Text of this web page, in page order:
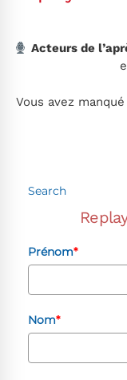
Acteurs de
Vous avez
Search
Prénom*
Nom*